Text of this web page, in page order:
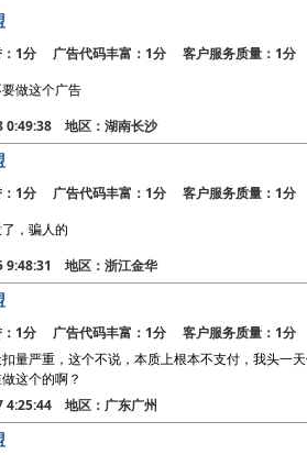
1分 广告代码丰富：1分 客户服务质量：1分
做这个广告
地区：湖南长沙
1分 广告代码丰富：1分 客户服务质量：1分
，骗人的
地区：浙江金华
1分 广告代码丰富：1分 客户服务质量：1分
量严重，这个不说，本质上根本不支付，我头一
这个的啊？
地区：广东广州